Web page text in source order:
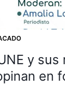
y sus
en